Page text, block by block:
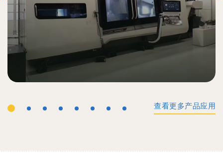
查看更多产品应用